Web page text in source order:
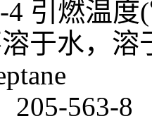
引燃温度
于水，溶
205-563-8